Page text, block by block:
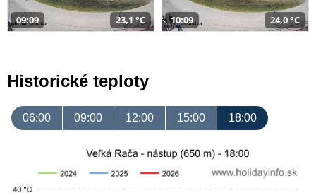
09:09 23,1 °C 10:09 24,0 °C
Historické teploty
06:00 09:00 12:00 15:00 18:00